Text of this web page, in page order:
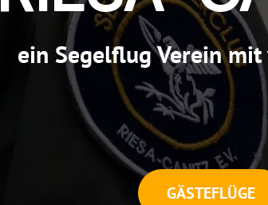
ein Segelflug Verein
GÄSTEFLÜGE